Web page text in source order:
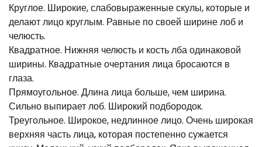
Круглое. Широкие, слабовыраженные скулы, которые и
делают лицо круглым. Равные по своей ширине лоб и
челюсть.
Квадратное. Нижняя челюсть и кость лба одинаковой
ширины. Квадратные очертания лица бросаются в
глаза.
Прямоугольное. Длина лица больше, чем ширина.
Сильно выпирает лоб. Широкий подбородок.
Треугольное. Широкое, недлинное лицо. Очень широкая
верхняя часть лица, которая постепенно сужается